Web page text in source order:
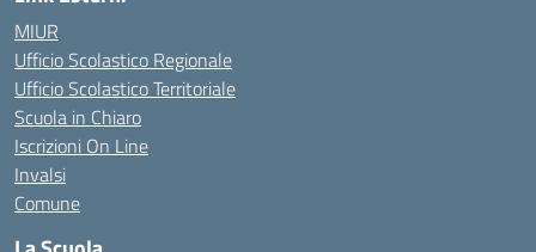
MIUR
Ufficio Scolastico Regionale
Ufficio Scolastico Territoriale
Scuola in Chiaro
Iscrizioni On Line
Invalsi
Comune